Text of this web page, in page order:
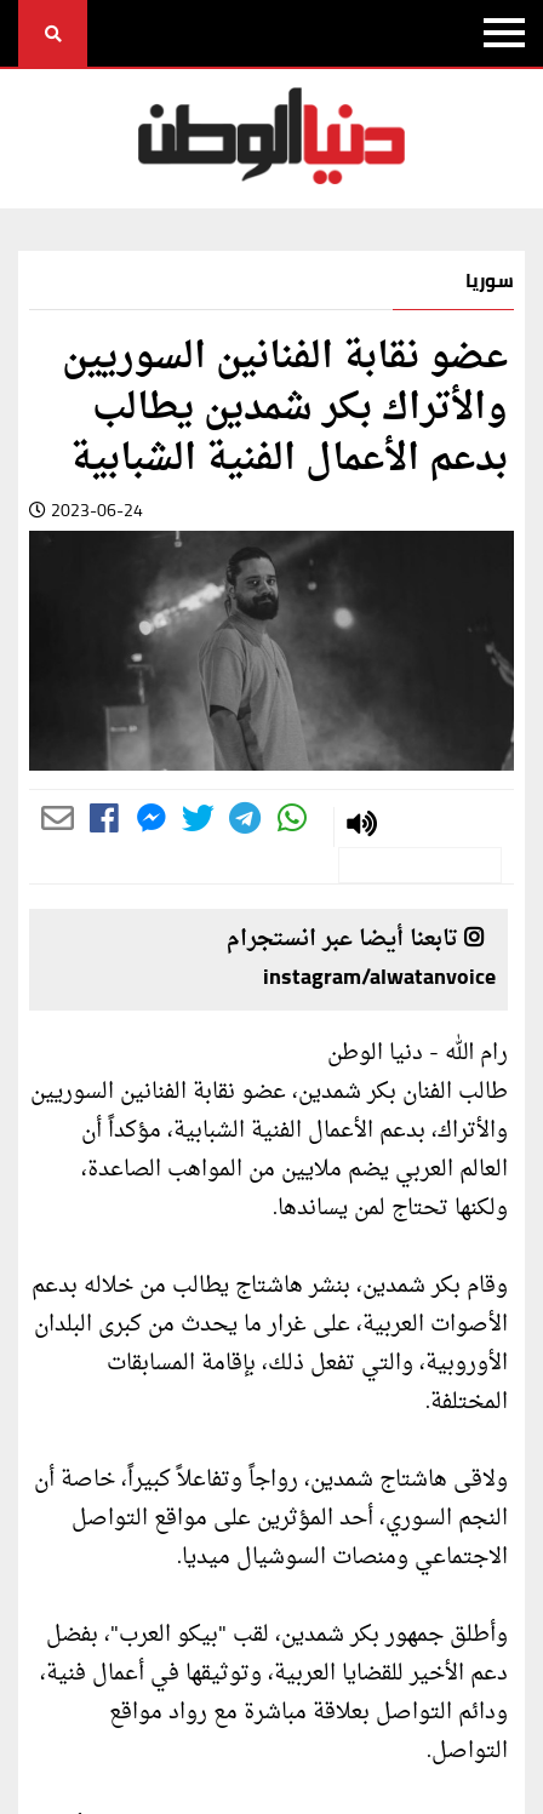
سوريا
عضو نقابة الفنانين السوريين
والأتراك بكر شمدين يطالب
بدعم الأعمال الفنية الشبابية
2023-06-24
تابعنا أيضا عبر انستجرام
instagram/alwatanvoice
رام الله - دنيا الوطن
طالب الفنان بكر شمدين، عضو نقابة الفنانين السوريين
والأتراك، بدعم الأعمال الفنية الشبابية، مؤكداً أن
العالم العربي يضم ملايين من المواهب الصاعدة،
ولكنها تحتاج لمن يساندها.
وقام بكر شمدين، بنشر هاشتاج يطالب من خلاله بدعم
الأصوات العربية، على غرار ما يحدث من كبرى البلدان
الأوروبية، والتي تفعل ذلك، بإقامة المسابقات
المختلفة.
ولاقى هاشتاج شمدين، رواجاً وتفاعلاً كبيراً، خاصة أن
النجم السوري، أحد المؤثرين على مواقع التواصل
الاجتماعي ومنصات السوشيال ميديا.
وأطلق جمهور بكر شمدين، لقب "بيكو العرب"، بفضل
دعم الأخير للقضايا العربية، وتوثيقها في أعمال فنية،
ودائم التواصل بعلاقة مباشرة مع رواد مواقع
التواصل.